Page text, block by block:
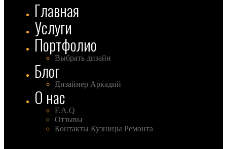
Главная
Услуги
Портфолио
Выбрать дизайн
Блог
Дизайнер Аркадий
О нас
F.A.Q
Отзывы
Контакты Кузницы Ремонта